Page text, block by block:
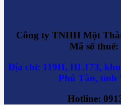
Công ty TNHH Một
Mã số thuế:
Địa chỉ: 119H, HL173,
Phú Tân, tỉnh
Hotline: